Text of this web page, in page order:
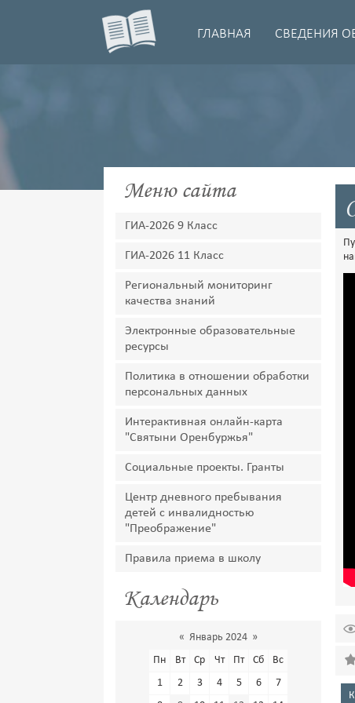
ГЛАВНАЯ СВЕДЕНИЯ
Меню сайта
ГИА-2026 9 Класс
ГИА-2026 11 Класс
Региональный мониторинг
качества знаний
Электронные образовательные
ресурсы
Политика в отношении обработки
персональных данных
Интерактивная онлайн-карта
"Святыни Оренбуржья"
Социальные проекты. Гранты
Центр дневного пребывания
детей с инвалидностью
"Преображение"
Правила приема в школу
Календарь
« Январь 2024 »
Пн
Вт Ср Чт Пт Сб
Вс
1
2 3 4 5 6
7